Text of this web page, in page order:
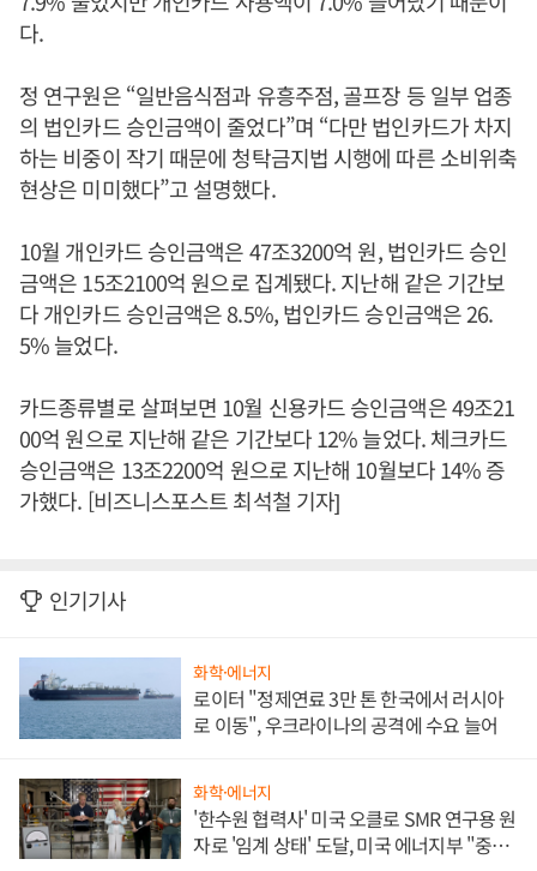
다.
정 연구원은 “일반음식점과 유흥주점, 골프장 등 일부 업종
의 법인카드 승인금액이 줄었다”며 “다만 법인카드가 차지
하는 비중이 작기 때문에 청탁금지법 시행에 따른 소비위축
현상은 미미했다”고 설명했다.
10월 개인카드 승인금액은 47조3200억 원, 법인카드 승인
금액은 15조2100억 원으로 집계됐다. 지난해 같은 기간보
다 개인카드 승인금액은 8.5%, 법인카드 승인금액은 26.
5% 늘었다.
카드종류별로 살펴보면 10월 신용카드 승인금액은 49조21
00억 원으로 지난해 같은 기간보다 12% 늘었다. 체크카드
승인금액은 13조2200억 원으로 지난해 10월보다 14% 증
가했다. [비즈니스포스트 최석철 기자]
인기기사
화학·에너지
로이터 "정제연료 3만 톤 한국에서 러시아
로 이동", 우크라이나의 공격에 수요 늘어
화학·에너지
'한수원 협력사' 미국 오클로 SMR 연구용 원
자로 '임계 상태' 도달, 미국 에너지부 "중요